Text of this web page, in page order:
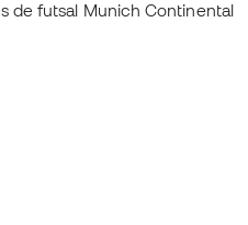
de futsal Munich Continental